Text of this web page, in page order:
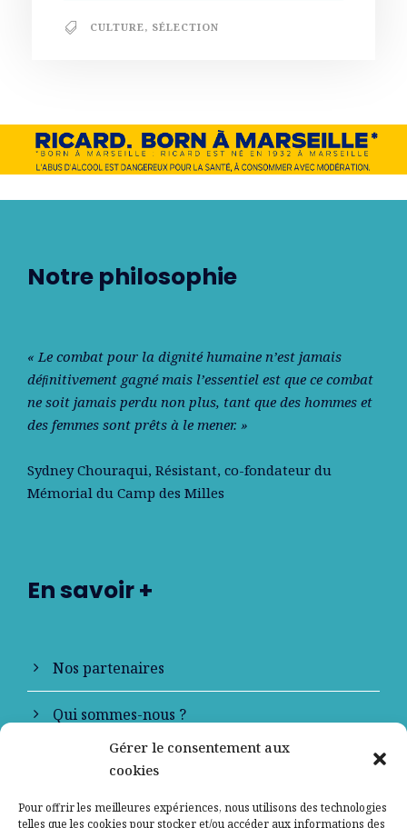
Gérer le consentement aux
cookies
Pour offrir les meilleures expériences, nous utilisons des technologies
telles que les cookies pour stocker et/ou accéder aux informations des
CULTURE, SÉLECTION
Notre philosophie
« Le combat pour la dignité humaine n’est jamais
déﬁnitivement gagné mais l’essentiel est que ce combat
ne soit jamais perdu non plus, tant que des hommes et
des femmes sont prêts à le mener. »
Sydney Chouraqui, Résistant, co-fondateur du
Mémorial du Camp des Milles
En savoir +
Nos partenaires
Qui sommes-nous ?
Contactez-nous
Mentions légales